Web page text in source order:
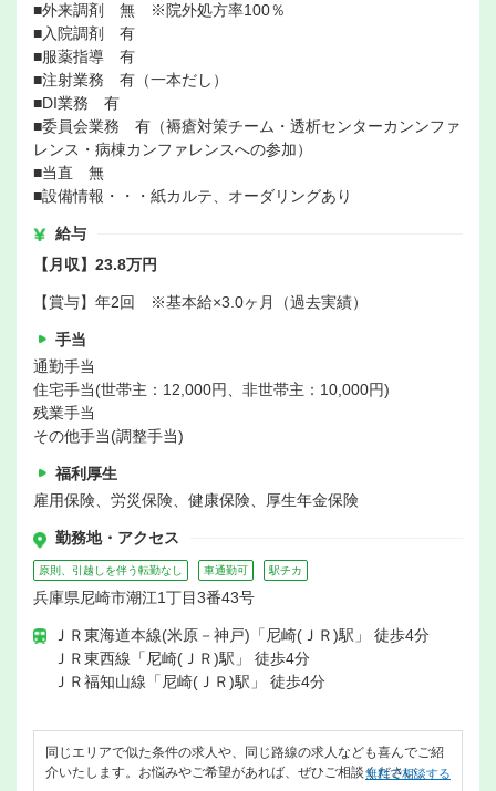
■外来調剤 無 ※院外処方率100％
■入院調剤 有
■服薬指導 有
■注射業務 有（一本だし）
■DI業務 有
■委員会業務 有（褥瘡対策チーム・透析センターカンンファ
レンス・病棟カンファレンスへの参加）
■当直 無
■設備情報・・・紙カルテ、オーダリングあり
給与
【月収】23.8万円
【賞与】年2回 ※基本給×3.0ヶ月（過去実績）
手当
通勤手当
住宅手当(世帯主：12,000円、非世帯主：10,000円)
残業手当
その他手当(調整手当)
福利厚生
雇用保険、労災保険、健康保険、厚生年金保険
勤務地・アクセス
原則、引越しを伴う転勤なし 車通勤可 駅チカ
兵庫県尼崎市潮江1丁目3番43号
ＪＲ東海道本線(米原－神戸)「尼崎(ＪＲ)駅」 徒歩4分
ＪＲ東西線「尼崎(ＪＲ)駅」 徒歩4分
ＪＲ福知山線「尼崎(ＪＲ)駅」 徒歩4分
同じエリアで似た条件の求人や、同じ路線の求人なども喜んでご紹
介いたします。お悩みやご希望があれば、ぜひご相談ください。
無料で相談する